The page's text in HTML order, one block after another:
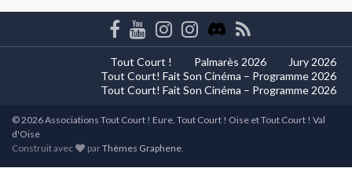
Tout Court ! Palmarès 2026
Jury 2026
Tout Court! Fait Son Cinéma – Programme 2026
Tout Court! Fait Son Cinéma – Programme 2026
© 2026 Associations Tout Court ! Eure, Tout Court ! Oise et Tout Court ! Val
d'Oise
Construit avec
parThèmes Graphene.